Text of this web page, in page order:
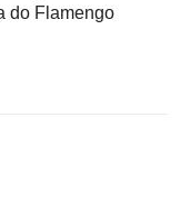
do Flamengo